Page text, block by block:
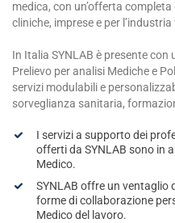
medica, con un’offerta
cliniche, imprese e per
In Italia SYNLAB è presente
Prelievo per analisi Mediche e
servizi modulabili e
sorveglianza sanitaria,
I servizi a supporto dei
offerti da SYNLAB sono in
Medico.
SYNLAB offre un ventaglio
forme di collaborazione
Medico del lavoro.